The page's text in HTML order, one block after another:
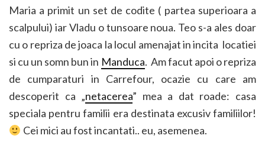
Maria a primit un set de codite ( partea superioara a
scalpului) iar Vladu o tunsoare noua. Teo s-a ales doar
cu o repriza de joaca la locul amenajat in incita locatiei
si cu un somn bun in Manduca. Am facut apoi o repriza
de cumparaturi in Carrefour, ocazie cu care am
descoperit ca „netacerea” mea a dat roade: casa
speciala pentru familii era destinata excusiv familiilor!
Cei mici au fost incantati.. eu, asemenea.